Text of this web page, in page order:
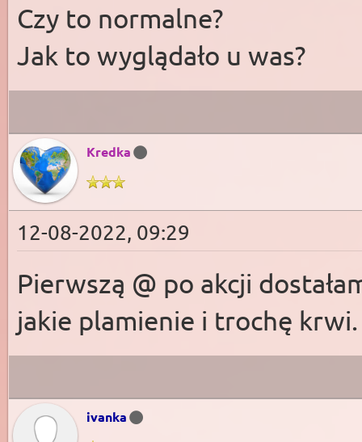
Czy to normalne?
Jak to wyglądało u was?
Kredka
12-08-2022, 09:29
Pierwszą @ po akcji
jakie plamienie i trochę krwi.
ivanka